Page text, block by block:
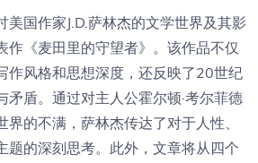
美国作家J.D.萨林杰的文学世界及其影
作《麦田里的守望者》。该作品不仅
作风格和思想深度，还反映了20世纪
矛盾。通过对主人公霍尔顿·考尔菲德
的不满，萨林杰传达了对于人性、
题的深刻思考。此外，文章将从四个